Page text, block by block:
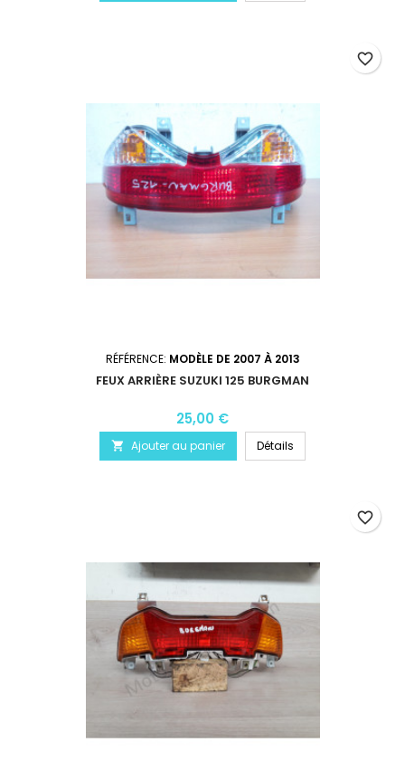
RÉFÉRENCE: MODÈLE DE 2007 À 2013
FEUX ARRIÈRE SUZUKI 125 BURGMAN
25,00 €
 Ajouter au panier Détails
favorite_border
favorite_border